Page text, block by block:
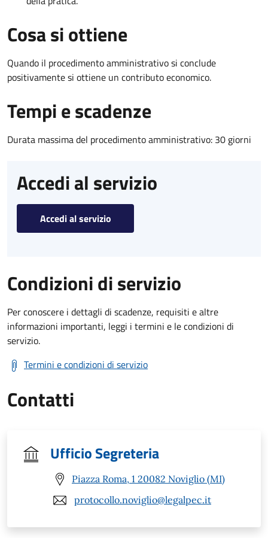
Cosa si ottiene
Quando il procedimento amministrativo si conclude
positivamente si ottiene un contributo economico.
Tempi e scadenze
Durata massima del procedimento amministrativo: 30 giorni
Accedi al servizio
Accedi al servizio
Condizioni di servizio
Per conoscere i dettagli di scadenze, requisiti e altre
informazioni importanti, leggi i termini e le condizioni di
servizio.
Termini e condizioni di servizio
Contatti
Ufficio Segreteria
Piazza Roma, 1 20082 Noviglio (MI)
protocollo.noviglio@legalpec.it